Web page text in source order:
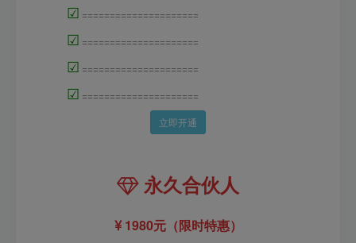
☑ =====================
☑ =====================
☑ =====================
☑ =====================
立即开通
永久合伙人
1980元（限时特惠）